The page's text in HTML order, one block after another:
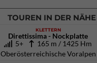
TOUREN IN DER NÄHE
KLETTERN
Direttissima - Nockplatte
5+
165 m / 1425 Hm
Oberösterreichische Voralpen